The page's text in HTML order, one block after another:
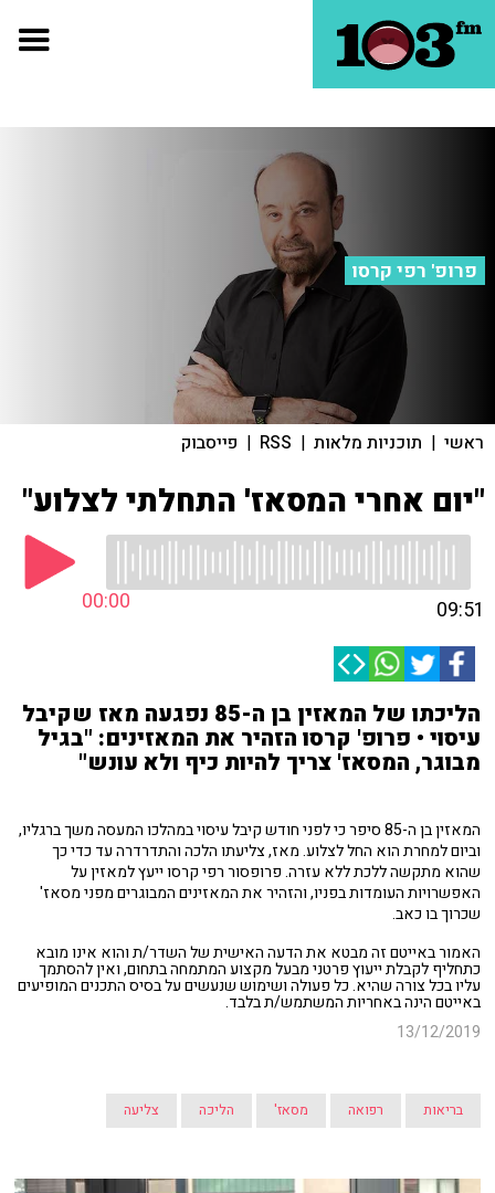
פרופ' רפי קרסו
ראשי | תוכניות מלאות |
RSS
| פייסבוק
"יום אחרי המסאז' התחלתי לצלוע"
00:00 09:51
הליכתו של המאזין בן ה-85 נפגעה מאז שקיבל
עיסוי • פרופ' קרסו הזהיר את המאזינים: "בגיל
מבוגר, המסאז' צריך להיות כיף ולא עונש"
המאזין בן ה-85 סיפר כי לפני חודש קיבל עיסוי במהלכו המעסה משך ברגליו,
וביום למחרת הוא החל לצלוע. מאז, צליעתו הלכה והתדרדרה עד כדי כך
שהוא מתקשה ללכת ללא עזרה. פרופסור רפי קרסו ייעץ למאזין על
האפשרויות העומדות בפניו, והזהיר את המאזינים המבוגרים מפני מסאז'
שכרוך בו כאב.
האמור באייטם זה מבטא את הדעה האישית של השדר/ת והוא אינו מובא
כתחליף לקבלת ייעוץ פרטני מבעל מקצוע המתמחה בתחום, ואין להסתמך
עליו בכל צורה שהיא. כל פעולה ושימוש שנעשים על בסיס התכנים המופיעים
באייטם הינה באחריות המשתמש/ת בלבד.
13/12/2019
בריאות רפואה מסאז' הליכה צליעה